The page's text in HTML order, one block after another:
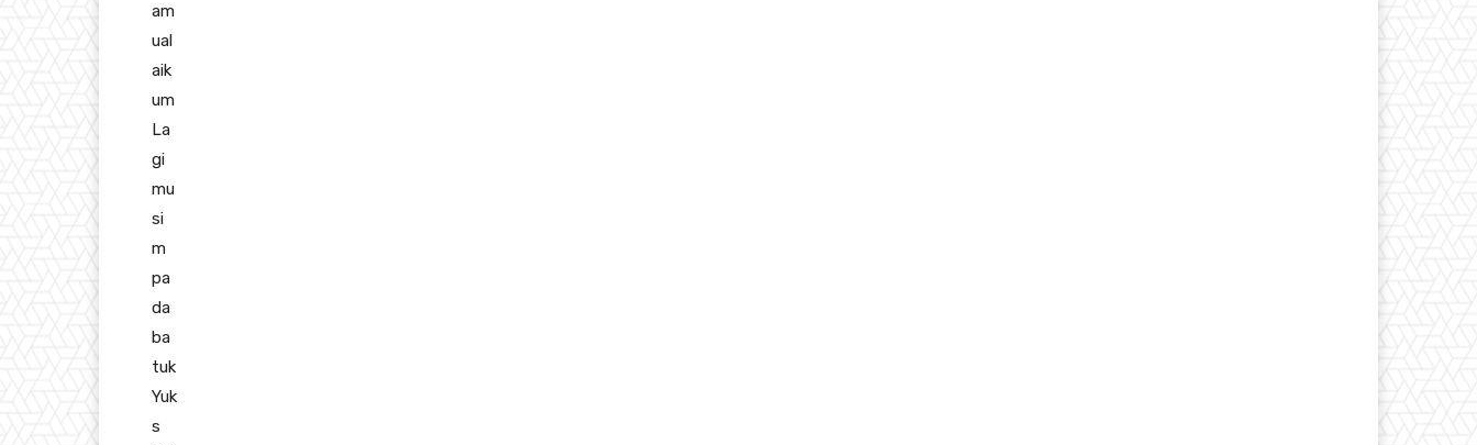
am
ual
aik
um
La
gi
mu
si
m
pa
da
ba
tuk
Yuk
s